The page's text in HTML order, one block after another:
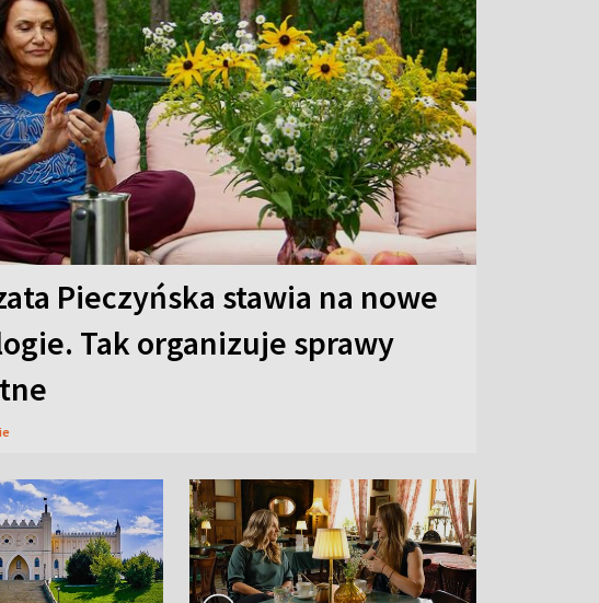
Pieczyńska stawia na nowe
Tak organizuje sprawy